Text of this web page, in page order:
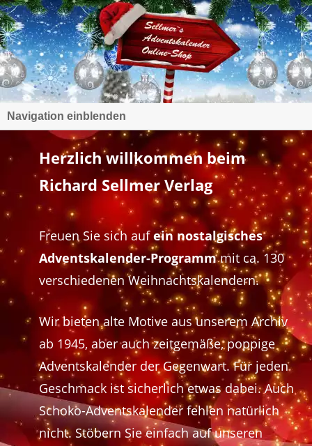
Navigation einblenden
Herzlich willkommen beim
Richard Sellmer Verlag
Freuen Sie sich aufein nostalgisches
Adventskalender-Programmmit ca. 130
verschiedenen Weihnachtskalendern.
Wir bieten alte Motive aus unserem Archiv
ab 1945, aber auch zeitgemäße, poppige
Adventskalender der Gegenwart. Für jeden
Geschmack ist sicherlich etwas dabei. Auch
Schoko-Adventskalender fehlen natürlich
nicht. Stöbern Sie einfach auf unseren